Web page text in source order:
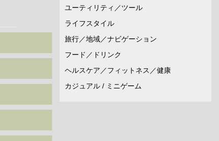
ユーティリティ／ツール
ライフスタイル
旅行／地域／ナビゲーション
フード／ドリンク
ヘルスケア／フィットネス／健康
カジュアル / ミニゲーム